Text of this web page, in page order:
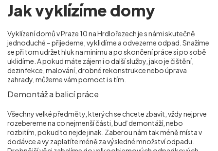
Jak vyklízíme domy
Vyklízení domův Praze 10 na Hrdlořezech je s námi skutečně
jednoduché – přijedeme, vyklidíme a odvezeme odpad. Snažíme
se při tom udržet hluk na minimu a po skončení práce si po sobě
uklidíme. A pokud máte zájem i o další služby, jako je čištění,
dezinfekce, malování, drobné rekonstrukce nebo úprava
zahrady, můžeme vám pomoct i s tím.
Demontáž a balicí práce
Všechny velké předměty, kterých se chcete zbavit, vždy nejprve
rozebereme na co nejmenší části, buď demontáží, nebo
rozbitím, pokud to nejde jinak. Zaberou nám tak méně místa v
dodávce a vy zaplatíte méně za výsledné množství odpadu.